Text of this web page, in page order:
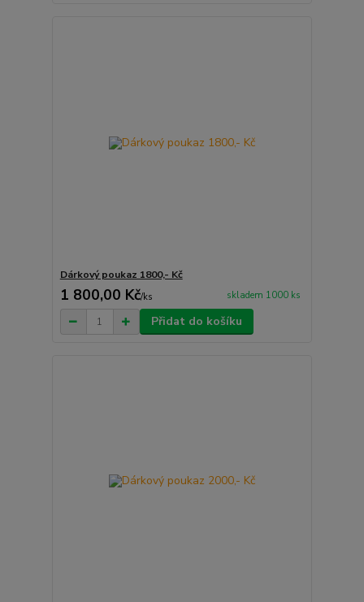
Dárkový poukaz 1800,- Kč
1 800,00 Kč/ks skladem 1000 ks
Přidat do košíku